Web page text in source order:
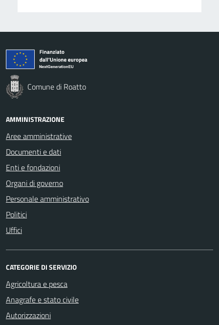
Comune di Roatto
AMMINISTRAZIONE
Aree amministrative
Documenti e dati
Enti e fondazioni
Organi di governo
Personale amministrativo
Politici
Uffici
CATEGORIE DI SERVIZIO
Agricoltura e pesca
Anagrafe e stato civile
Autorizzazioni